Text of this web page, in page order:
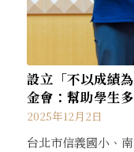
設立「不以成績
金會：幫助學生
2025年12月2日
台北市信義國小、